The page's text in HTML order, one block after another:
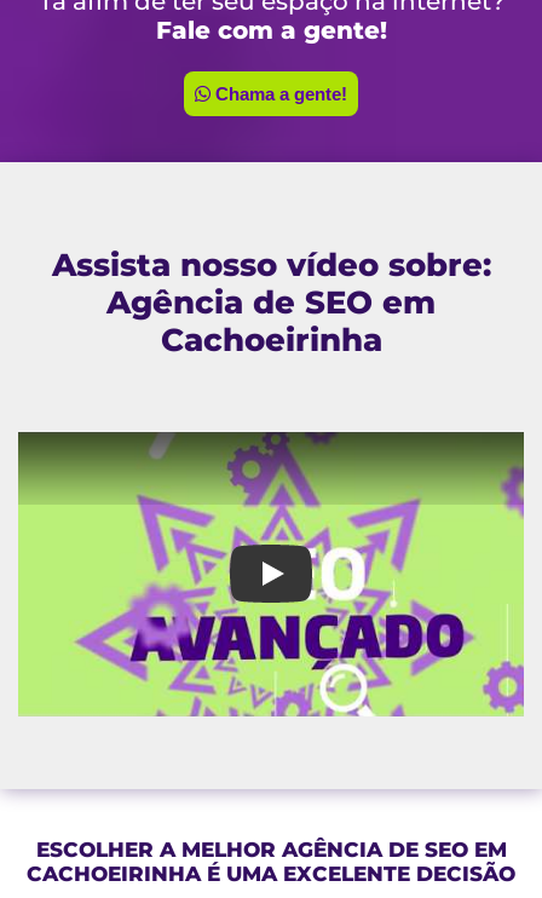
Fale com a gente!
Chama a gente!
Assista nosso vídeo sobre:
Agência de SEO em
Cachoeirinha
Agência de SEO em
ESCOLHER A MELHOR AGÊNCIA DE SEO EM
CACHOEIRINHA É UMA EXCELENTE DECISÃO